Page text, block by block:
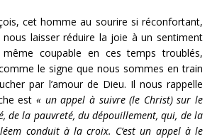
cet homme au sourire si réconfortant,
nous laisser réduire la joie à un sentiment
même coupable en ces temps troublés,
le signe que nous sommes en train
par l’amour de Dieu. Il nous rappelle
est« un appel à suivre (le Christ) sur le
de la pauvreté, du dépouillement, qui, de la
conduit à la croix. C’est un appel à le